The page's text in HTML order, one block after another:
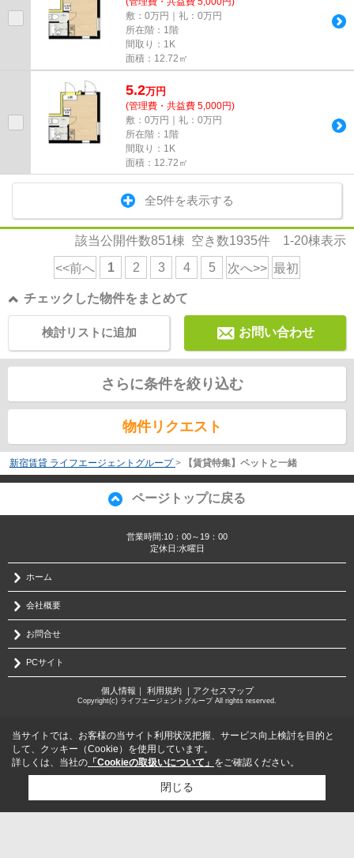
敷：0万円｜礼：0万円
所在階：1階
間取り：1K
面積：12.72㎡
5.2万円
(管理費・共益費 5,000円)
敷：0万円｜礼：0万円
所在階：1階
間取り：1K
面積：12.72㎡
全5件を表示する
該当公開件数851棟 空き数1935件 1-20棟表示
<<前へ 1 2 3 4 5 次へ>> 最初
チェックした物件をまとめて
お問い合わせ
検討リストに追加
さらに条件を絞り込む
物件リクエスト
新宿賃貸 ライフエージェントグループ > 【賃貸特集】ペットと一緒
ページトップに戻る
営業時間:10：00～19：00
定休日:水曜日
ホーム
会社概要
お問合せ
PCサイト
個人情報 ｜ 利用規約｜ アクセスマップ
Copyright(c) ライフエージェントグループ All rights reserved.
当サイトでは、お客様の当サイト利用状況把握、サービス向上検討を目的と
して、クッキー（Cookie）を使用しています。
詳しくは、当社の 「Cookieの取扱いについて」 をご確認ください。
閉じる